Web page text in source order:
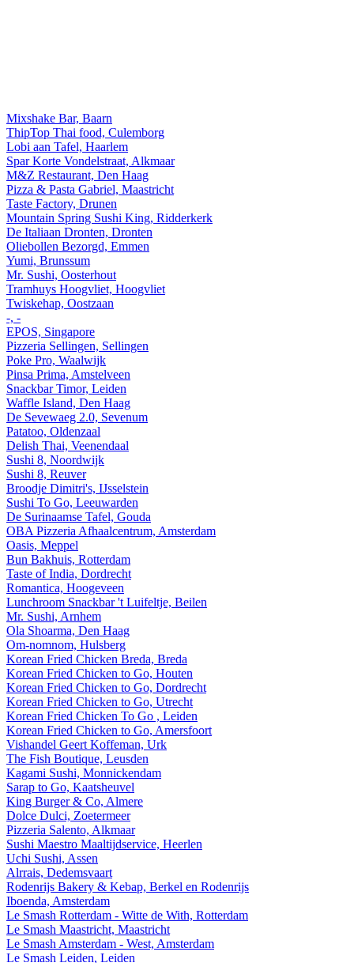
Mixshake Bar, Baarn
ThipTop Thai food, Culemborg
Lobi aan Tafel, Haarlem
Spar Korte Vondelstraat, Alkmaar
M&Z Restaurant, Den Haag
Pizza & Pasta Gabriel, Maastricht
Taste Factory, Drunen
Mountain Spring Sushi King, Ridderkerk
De Italiaan Dronten, Dronten
Oliebollen Bezorgd, Emmen
Yumi, Brunssum
Mr. Sushi, Oosterhout
Tramhuys Hoogvliet, Hoogvliet
Twiskehap, Oostzaan
-, -
EPOS, Singapore
Pizzeria Sellingen, Sellingen
Poke Pro, Waalwijk
Pinsa Prima, Amstelveen
Snackbar Timor, Leiden
Waffle Island, Den Haag
De Sevewaeg 2.0, Sevenum
Patatoo, Oldenzaal
Delish Thai, Veenendaal
Sushi 8, Noordwijk
Sushi 8, Reuver
Broodje Dimitri's, IJsselstein
Sushi To Go, Leeuwarden
De Surinaamse Tafel, Gouda
OBA Pizzeria Afhaalcentrum, Amsterdam
Oasis, Meppel
Bun Bakhuis, Rotterdam
Taste of India, Dordrecht
Romantica, Hoogeveen
Lunchroom Snackbar 't Luifeltje, Beilen
Mr. Sushi, Arnhem
Ola Shoarma, Den Haag
Om-nomnom, Hulsberg
Korean Fried Chicken Breda, Breda
Korean Fried Chicken to Go, Houten
Korean Fried Chicken to Go, Dordrecht
Korean Fried Chicken to Go, Utrecht
Korean Fried Chicken To Go , Leiden
Korean Fried Chicken to Go, Amersfoort
Vishandel Geert Koffeman, Urk
The Fish Boutique, Leusden
Kagami Sushi, Monnickendam
Sarap to Go, Kaatsheuvel
King Burger & Co, Almere
Dolce Dulci, Zoetermeer
Pizzeria Salento, Alkmaar
Sushi Maestro Maaltijdservice, Heerlen
Uchi Sushi, Assen
Alrrais, Dedemsvaart
Rodenrijs Bakery & Kebap, Berkel en Rodenrijs
Iboenda, Amsterdam
Le Smash Rotterdam - Witte de With, Rotterdam
Le Smash Maastricht, Maastricht
Le Smash Amsterdam - West, Amsterdam
Le Smash Leiden, Leiden